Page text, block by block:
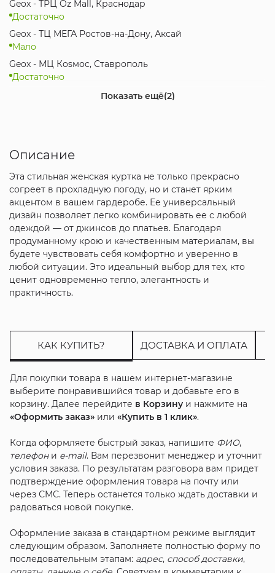
Geox - ТРЦ Oz Mall, Краснодар
Достаточно
Geox - ТЦ МЕГА Ростов-на-Дону, Аксай
Мало
Geox - МЦ Коsмос, Ставрополь
Достаточно
Geox - МЦ Красная Площадь, Новороссийск
Показать ещё(2)
Описание
Эта стильная женская куртка не только прекрасно
согреет в прохладную погоду, но и станет ярким
акцентом в вашем гардеробе. Ее универсальный
дизайн позволяет легко комбинировать ее с любой
одеждой — от джинсов до платьев. Благодаря
продуманному крою и качественным материалам, вы
будете чувствовать себя комфортно и уверенно в
любой ситуации. Это идеальный выбор для тех, кто
ценит одновременно тепло, элегантность и
практичность.
КАК КУПИТЬ? ДОСТАВКА И ОПЛАТА
Для покупки товара в нашем интернет-магазине
выберите понравившийся товар и добавьте его в
корзину. Далее перейдите в Корзинуи нажмите на
«Оформить заказ»или «Купить в 1 клик».
Когда оформляете быстрый заказ, напишите ФИО,
телефони e-mail. Вам перезвонит менеджер и уточнит
условия заказа. По результатам разговора вам придет
подтверждение оформления товара на почту или
через СМС. Теперь останется только ждать доставки и
радоваться новой покупке.
Оформление заказа в стандартном режиме выглядит
следующим образом. Заполняете полностью форму по
последовательным этапам: адрес, способ доставки,